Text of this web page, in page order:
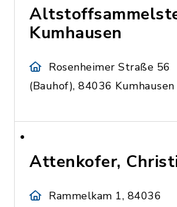
Kumhausen
Rosenheimer Straße 56
(Bauhof), 84036 Kumhausen
Attenkofer,
Rammelkam 1, 84036